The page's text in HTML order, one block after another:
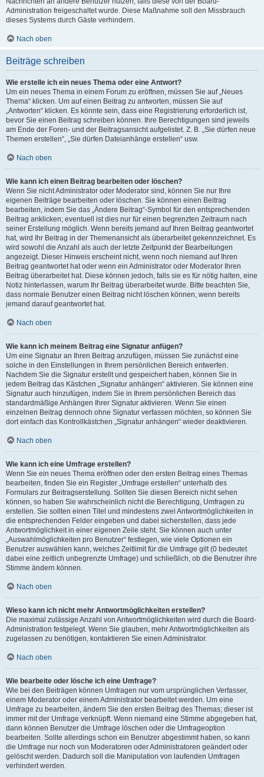
Administration freigeschaltet wurde. Diese Maßnahme soll den Missbrauch
dieses Systems durch Gäste verhindern.
Nach oben
Beiträge schreiben
Wie erstelle ich ein neues Thema oder eine Antwort?
Um ein neues Thema in einem Forum zu eröffnen, müssen Sie auf „Neues
Thema“ klicken. Um auf einen Beitrag zu antworten, müssen Sie auf
„Antworten“ klicken. Es könnte sein, dass eine Registrierung erforderlich ist,
bevor Sie einen Beitrag schreiben können. Ihre Berechtigungen sind jeweils
am Ende der Foren- und der Beitragsansicht aufgelistet. Z. B. „Sie dürfen neue
Themen erstellen“, „Sie dürfen Dateianhänge erstellen“ usw.
Nach oben
Wie kann ich einen Beitrag bearbeiten oder löschen?
Wenn Sie nicht Administrator oder Moderator sind, können Sie nur Ihre
eigenen Beiträge bearbeiten oder löschen. Sie können einen Beitrag
bearbeiten, indem Sie das „Ändere Beitrag“-Symbol für den entsprechenden
Beitrag anklicken; eventuell ist dies nur für einen begrenzten Zeitraum nach
seiner Erstellung möglich. Wenn bereits jemand auf Ihren Beitrag geantwortet
hat, wird Ihr Beitrag in der Themenansicht als überarbeitet gekennzeichnet. Es
wird sowohl die Anzahl als auch der letzte Zeitpunkt der Bearbeitungen
angezeigt. Dieser Hinweis erscheint nicht, wenn noch niemand auf Ihren
Beitrag geantwortet hat oder wenn ein Administrator oder Moderator Ihren
Beitrag überarbeitet hat. Diese können jedoch, falls sie es für nötig halten, eine
Notiz hinterlassen, warum Ihr Beitrag überarbeitet wurde. Bitte beachten Sie,
dass normale Benutzer einen Beitrag nicht löschen können, wenn bereits
jemand darauf geantwortet hat.
Nach oben
Wie kann ich meinem Beitrag eine Signatur anfügen?
Um eine Signatur an Ihren Beitrag anzufügen, müssen Sie zunächst eine
solche in den Einstellungen in Ihrem persönlichen Bereich entwerfen.
Nachdem Sie die Signatur erstellt und gespeichert haben, können Sie in
jedem Beitrag das Kästchen „Signatur anhängen“ aktivieren. Sie können eine
Signatur auch hinzufügen, indem Sie in Ihrem persönlichen Bereich das
standardmäßige Anhängen Ihrer Signatur aktivieren. Wenn Sie einen
einzelnen Beitrag dennoch ohne Signatur verfassen möchten, so können Sie
dort einfach das Kontrollkästchen „Signatur anhängen“ wieder deaktivieren.
Nach oben
Wie kann ich eine Umfrage erstellen?
Wenn Sie ein neues Thema eröffnen oder den ersten Beitrag eines Themas
bearbeiten, finden Sie ein Register „Umfrage erstellen“ unterhalb des
Formulars zur Beitragserstellung. Sollten Sie diesen Bereich nicht sehen
können, so haben Sie wahrscheinlich nicht die Berechtigung, Umfragen zu
erstellen. Sie sollten einen Titel und mindestens zwei Antwortmöglichkeiten in
die entsprechenden Felder eingeben und dabei sicherstellen, dass jede
Antwortmöglichkeit in einer eigenen Zeile steht. Sie können auch unter
„Auswahlmöglichkeiten pro Benutzer“ festlegen, wie viele Optionen ein
Benutzer auswählen kann, welches Zeitlimit für die Umfrage gilt (0 bedeutet
dabei eine zeitlich unbegrenzte Umfrage) und schließlich, ob die Benutzer ihre
Stimme ändern können.
Nach oben
Wieso kann ich nicht mehr Antwortmöglichkeiten erstellen?
Die maximal zulässige Anzahl von Antwortmöglichkeiten wird durch die Board-
Administration festgelegt. Wenn Sie glauben, mehr Antwortmöglichkeiten als
zugelassen zu benötigen, kontaktieren Sie einen Administrator.
Nach oben
Wie bearbeite oder lösche ich eine Umfrage?
Wie bei den Beiträgen können Umfragen nur vom ursprünglichen Verfasser,
einem Moderator oder einem Administrator bearbeitet werden. Um eine
Umfrage zu bearbeiten, ändern Sie den ersten Beitrag des Themas; dieser ist
immer mit der Umfrage verknüpft. Wenn niemand eine Stimme abgegeben hat,
dann können Benutzer die Umfrage löschen oder die Umfrageoption
bearbeiten. Sollte allerdings schon ein Benutzer abgestimmt haben, so kann
die Umfrage nur noch von Moderatoren oder Administratoren geändert oder
gelöscht werden. Dadurch soll die Manipulation von laufenden Umfragen
verhindert werden.